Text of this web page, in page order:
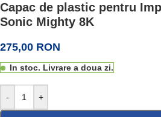
Capac de plastic pentru
Sonic Mighty 8K
275,00 RON
In stoc. Livrare a doua zi.
- +